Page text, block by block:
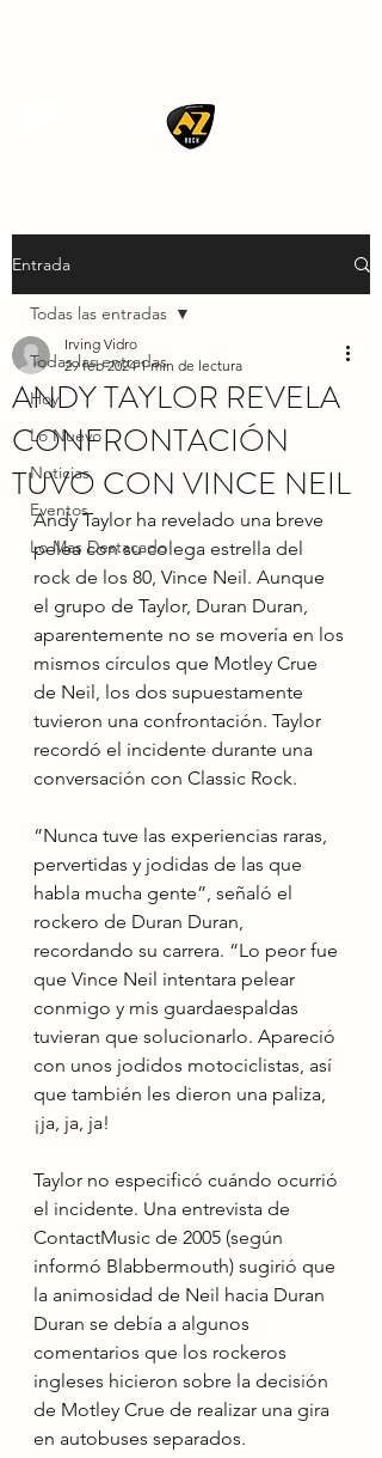
Entrada
Todas las entradas
Hoy
Lo Nuevo
Noticias
Eventos
Lo Mas Destacado
Todas las entradas
ANDY TAYLOR REVELA
CONFRONTACIÓN
TUVO CON VINCE NEIL
Irving Vidro
29 feb 2024 1 min de lectura
Andy Taylor ha revelado una breve
pelea con su colega estrella del
rock de los 80, Vince Neil. Aunque
el grupo de Taylor, Duran Duran,
aparentemente no se movería en los
mismos círculos que Motley Crue
de Neil, los dos supuestamente
tuvieron una confrontación. Taylor
recordó el incidente durante una
conversación con Classic Rock.
“Nunca tuve las experiencias raras,
pervertidas y jodidas de las que
habla mucha gente”, señaló el
rockero de Duran Duran,
recordando su carrera. “Lo peor fue
que Vince Neil intentara pelear
conmigo y mis guardaespaldas
tuvieran que solucionarlo. Apareció
con unos jodidos motociclistas, así
que también les dieron una paliza,
¡ja, ja, ja!
Taylor no especificó cuándo ocurrió
el incidente. Una entrevista de
ContactMusic de 2005 (según
informó Blabbermouth) sugirió que
la animosidad de Neil hacia Duran
Duran se debía a algunos
comentarios que los rockeros
ingleses hicieron sobre la decisión
de Motley Crue de realizar una gira
en autobuses separados.